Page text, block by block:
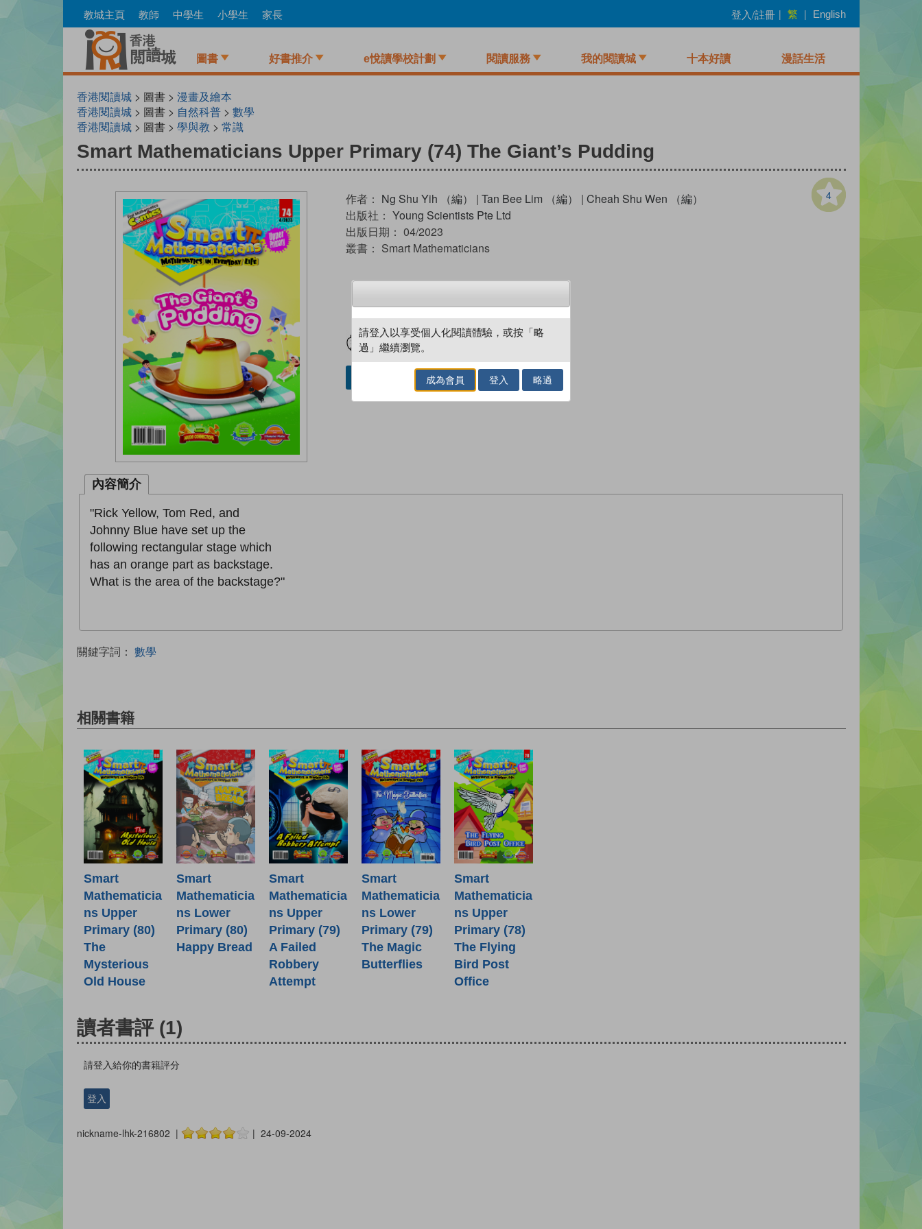
to
教城主頁 教師 中學生 小學生 家長 登入/註冊 | 繁 | English
圖書 好書推介 e悅讀學校計劃 閱讀服務 我的閱讀城 十本好讀 漫話生活
香港閱讀城> 圖書 > 漫畫及繪本
香港閱讀城> 圖書 > 自然科普> 數學
香港閱讀城> 圖書 > 學與教 > 常識
Smart Mathematicians Upper Primary (74) The Giant’s Pudding
4
作者： Ng Shu Yih （編） | Tan Bee Lim （編） | Cheah Shu Wen （編）
出版社： Young Scientists Pte Ltd
出版日期： 04/2023
叢書： Smart Mathematicians
試閲 加入閱讀紀錄
加入／閱讀電子書
內容簡介
"Rick Yellow, Tom Red, and
Johnny Blue have set up the
following rectangular stage which
has an orange part as backstage.
What is the area of the backstage?"
關鍵字詞： 數學
相關書籍
Smart
Mathematicia
ns Upper
Primary (80)
The
Mysterious
Old House
Smart
Mathematicia
ns Lower
Primary (80)
Happy Bread
Smart
Mathematicia
ns Upper
Primary (79)
A Failed
Robbery
Attempt
Smart
Mathematicia
ns Lower
Primary (79)
The Magic
Butterflies
Smart
Mathematicia
ns Upper
Primary (78)
The Flying
Bird Post
Office
讀者書評 (1)
請登入給你的書籍評分
登入
nickname-lhk-216802 | | 24-09-2024
請登入以享受個人化閱讀體驗，或按「略
過」繼續瀏覽。
成為會員 登入 略過